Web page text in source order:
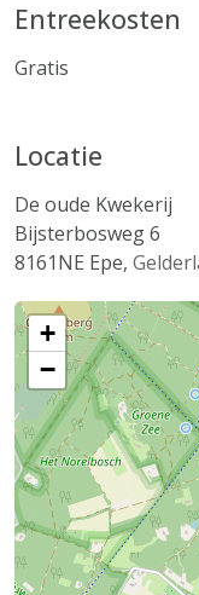
Entreekosten
Gratis
Locatie
De oude Kwekerij
Bijsterbosweg 6
8161NE Epe,
+
−